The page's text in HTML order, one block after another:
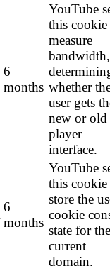
6
months
YouTube
this
measure
bandwidth,
whether
user gets
new or old
player
interface.
6
months
YouTube
this
store the
cookie
state for the
current
domain.